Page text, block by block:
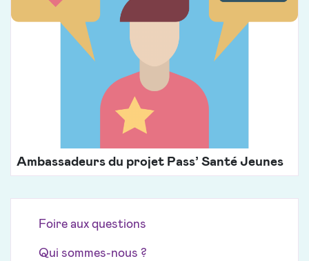
Ambassadeurs du projet Pass’ Santé Jeunes
Foire aux questions
Qui sommes-nous ?